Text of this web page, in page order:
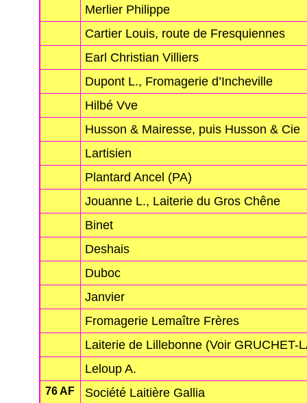
Merlier Philippe
Cartier Louis, route de Fresquiennes
Earl Christian Villiers
Dupont L., Fromagerie d’Incheville
Hilbé Vve
Husson & Mairesse, puis Husson & Cie
Lartisien
Plantard Ancel (PA)
Jouanne L., Laiterie du Gros Chêne
Binet
Deshais
Duboc
Janvier
Fromagerie Lemaître Frères
Laiterie de Lillebonne (Voir GRUCHET-
Leloup A.
76 AF
Société Laitière Gallia